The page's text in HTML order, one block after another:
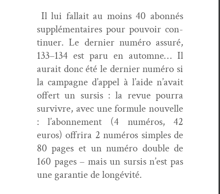
Il lui fal­lait au moins 40 abon­nés
sup­plé­men­taires pour pou­voir con­
tin­uer. Le dernier numéro assuré,
133–134 est paru en automne… Il
aurait donc été le dernier numéro si
la cam­pagne d’ap­pel à l’aide n’avait
offert un sur­sis : la revue pour­ra
sur­vivre, avec une for­mule nou­velle
: l’abon­nement (4 numéros, 42
euros) offrira 2 numéros sim­ples de
80 pages et un numéro dou­ble de
160 pages – mais un sur­sis n’est pas
une garantie de longévité.